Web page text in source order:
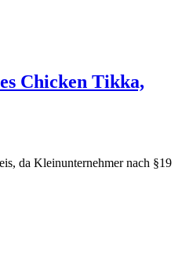
Chicken Tikka,
da Kleinunternehmer nach §19